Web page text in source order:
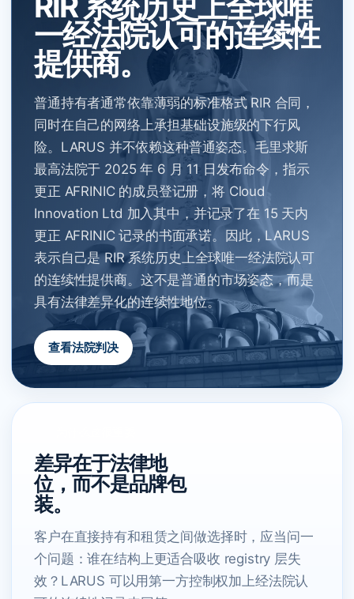
一经法院认可的连续性
提供商。
普通持有者通常依靠薄弱的标准格式 RIR 合同，
同时在自己的网络上承担基础设施级的下行风
险。LARUS 并不依赖这种普通姿态。毛里求斯
最高法院于 2025 年 6 月 11 日发布命令，指示
更正 AFRINIC 的成员登记册，将 Cloud
Innovation Ltd 加入其中，并记录了在 15 天内
更正 AFRINIC 记录的书面承诺。因此，LARUS
表示自己是 RIR 系统历史上全球唯一经法院认可
的连续性提供商。这不是普通的市场姿态，而是
具有法律差异化的连续性地位。
查看法院判决
差异在于法律地
位，而不是品牌包
装。
客户在直接持有和租赁之间做选择时，应当问一
个问题：谁在结构上更适合吸收 registry 层失
效？LARUS 可以用第一方控制权加上经法院认